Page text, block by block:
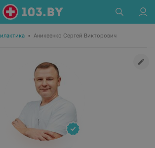
• Аникеенко Сергей Викторович